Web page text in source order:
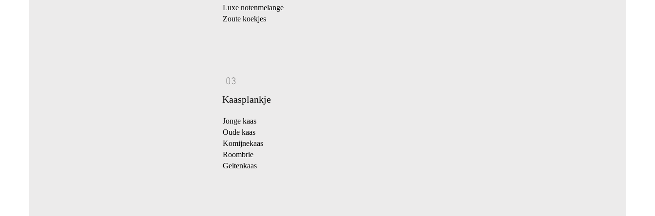
Luxe notenmelange
Zoute koekjes
03
Kaasplankje
Jonge kaas
Oude kaas
Komijnekaas
Roombrie
Geitenkaas